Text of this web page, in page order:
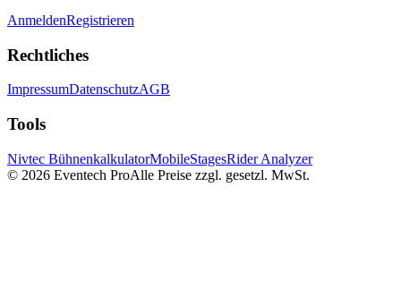
AnmeldenRegistrieren
Rechtliches
ImpressumDatenschutzAGB
Tools
Nivtec BühnenkalkulatorMobileStagesRider Analyzer
© 2026 Eventech ProAlle Preise zzgl. gesetzl. MwSt.